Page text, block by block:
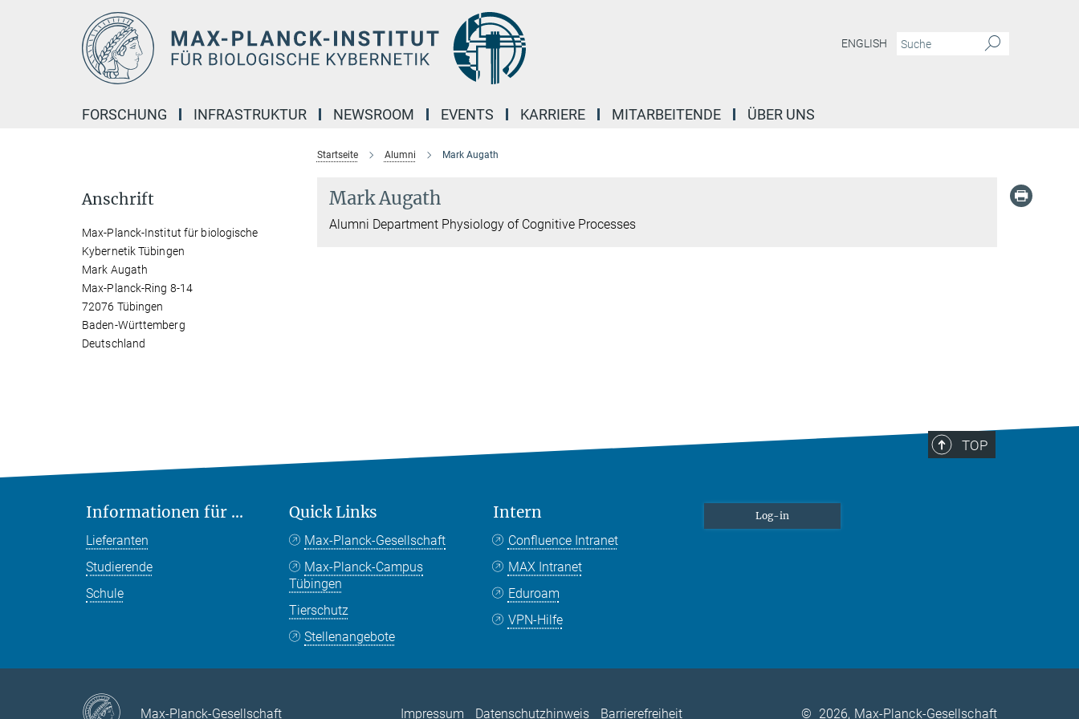
ENGLISH
FORSCHUNG INFRASTRUKTUR NEWSROOM EVENTS KARRIERE MITARBEITENDE ÜBER UNS
Startseite Alumni Mark Augath
Mark Augath
Alumni Department Physiology of Cognitive Processes
Anschrift
Max-Planck-Institut für biologische
Kybernetik Tübingen
Mark Augath
Max-Planck-Ring 8-14
72076 Tübingen
Baden-Württemberg
Deutschland
TOP
Informationen für ...
Lieferanten
Studierende
Schule
Quick Links
Max-Planck-Gesellschaft
Max-Planck-Campus
Tübingen
Tierschutz
Stellenangebote
Intern
Confluence Intranet
MAX Intranet
Eduroam
VPN-Hilfe
Log-in
Max-Planck-Gesellschaft Impressum Datenschutzhinweis Barrierefreiheit © 2026, Max-Planck-Gesellschaft